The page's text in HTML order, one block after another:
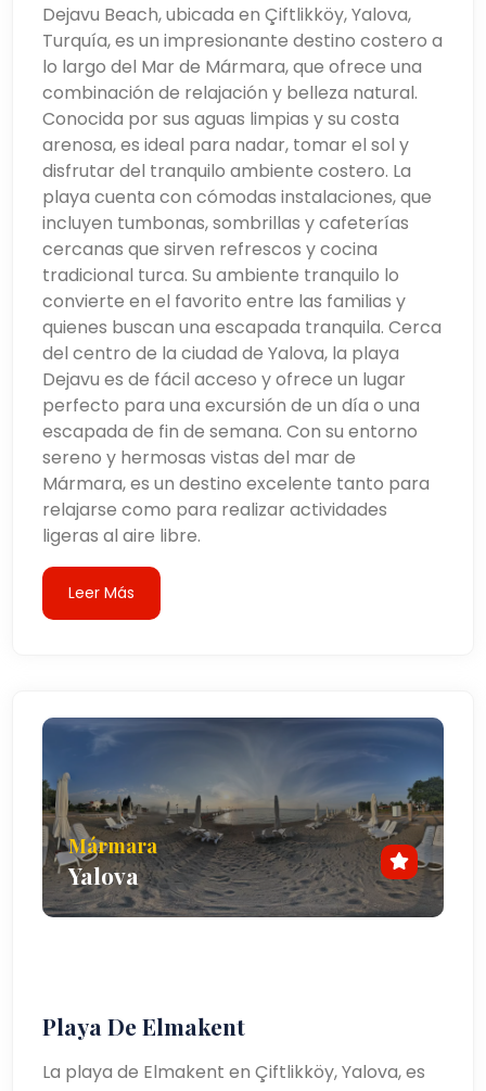
Dejavu Beach, ubicada en Çiftlikköy, Yalova,
Turquía, es un impresionante destino costero a
lo largo del Mar de Mármara, que ofrece una
combinación de relajación y belleza natural.
Conocida por sus aguas limpias y su costa
arenosa, es ideal para nadar, tomar el sol y
disfrutar del tranquilo ambiente costero. La
playa cuenta con cómodas instalaciones, que
incluyen tumbonas, sombrillas y cafeterías
cercanas que sirven refrescos y cocina
tradicional turca. Su ambiente tranquilo lo
convierte en el favorito entre las familias y
quienes buscan una escapada tranquila. Cerca
del centro de la ciudad de Yalova, la playa
Dejavu es de fácil acceso y ofrece un lugar
perfecto para una excursión de un día o una
escapada de fin de semana. Con su entorno
sereno y hermosas vistas del mar de
Mármara, es un destino excelente tanto para
relajarse como para realizar actividades
ligeras al aire libre.
Leer Más
Mármara
Yalova
Playa De Elmakent
La playa de Elmakent en Çiftlikköy, Yalova, es